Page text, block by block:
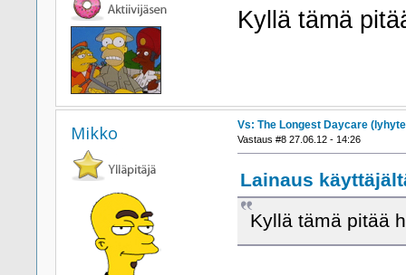
Kyllä tämä
Mikko Vs: The Longest Daycare
Vastaus #8 27.06.12 - 14:26
Lainaus
Kyllä tämä pitää